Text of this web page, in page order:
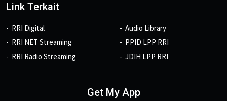
Link Terkait
RRI Digital
RRI NET Streaming
RRI Radio Streaming
Audio Library
PPID LPP RRI
JDIH LPP RRI
Get My App